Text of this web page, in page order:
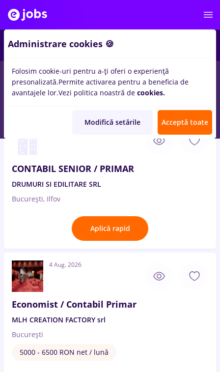
Salarii Full time Part time Fără experiență
CONTABIL SENIOR / PRIMAR
DRUMURI SI EDILITARE SRL
București, Ilfov
Aplică rapid
4 Aug. 2026
Economist / Contabil Primar
MLH CREATION FACTORY srl
București
5000 - 6500 RON net / lună
Administrare cookies 🍪
Folosim cookie-uri pentru a-ți oferi o experiență
presonalizată.Permite activarea pentru a beneficia de
avantajele lor.Vezi politica noastră de cookies.
Modifică setările Acceptă toate